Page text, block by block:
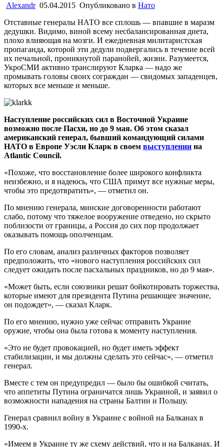
Alexandr 05.04.2015 Опубликовано в Нато
Отставные генералы НАТО все сплошь — впавшие в маразм
дедушки. Видимо, виной всему несбалансированная диета,
плохо влияющая на мозги. И ежедневная милитаристская
пропаганда, которой эти дедули подвергались в течение всей
их печальной, проникнутой паранойей, жизни. Разумеется,
УкроСМИ активно транслируют Кларка — надо же
промывать головы своих сограждан — свидомых западенцев,
которых все меньше и меньше.
Наступление российских сил в Восточной Украине
возможно после Пасхи, но до 9 мая. Об этом сказал
американский генерал, бывший командующий силами
НАТО в Европе Уэсли Кларк в своем выступлении на
Atlantic Council.
«Похоже, что восстановление более широкого конфликта
неизбежно, и я надеюсь, что США примут все нужные меры,
чтобы это предотвратить», — отметил он.
По мнению генерала, минские договоренности работают
слабо, потому что тяжелое вооружение отведено, но скрыто
поблизости от границы, а Россия до сих пор продолжает
оказывать помощь ополченцам.
По его словам, анализ различных факторов позволяет
предположить, что «нового наступления российских сил
следует ожидать после пасхальных праздников, но до 9 мая».
«Может быть, если союзники решат бойкотировать торжества,
которые имеют для президента Путина решающее значение,
он подождет», — сказал Кларк.
По его мнению, нужно уже сейчас отправить Украине
оружие, чтобы она была готова к моменту наступления.
«Это не будет провокацией, но будет иметь эффект
стабилизации, и мы должны сделать это сейчас», — отметил
генерал.
Вместе с тем он предупредил — было бы ошибкой считать,
что аппетиты Путина ограничатся лишь Украиной, и заявил о
возможности нападения на страны Балтии и Польшу.
Генерал сравнил войну в Украине с войной на Балканах в
1990-х.
«Имеем в Украине ту же схему действий, что и на Балканах. И